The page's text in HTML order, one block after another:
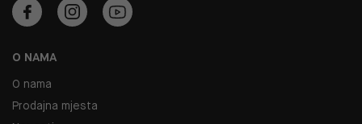
O NAMA
O nama
Prodajna mjesta